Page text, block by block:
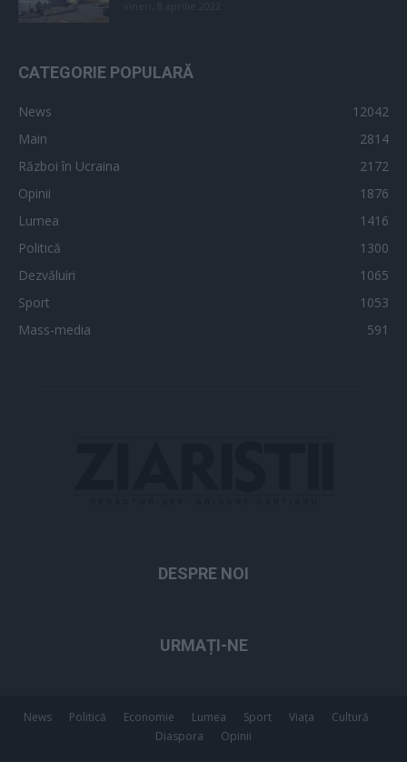
CATEGORIE POPULARĂ
News
12042
Main
2814
Război în Ucraina
2172
Opinii
1876
Lumea
1416
Politică
1300
Dezvăluiri
1065
Sport
1053
Mass-media
591
DESPRE NOI
URMAȚI-NE
News Politică Economie Lumea Sport Viața
Cultură
Diaspora
Opinii